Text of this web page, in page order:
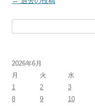
シ
ョ
索:
2026年6月
月
火 水
1
2 3
8
9 10